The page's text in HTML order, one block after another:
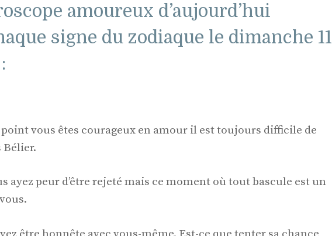
amoureux d’aujourd’hui
signe du zodiaque le dimanche 11
vous êtes courageux en amour il est toujours difficile de
Bélier.
ayez peur d’être rejeté mais ce moment où tout bascule est un